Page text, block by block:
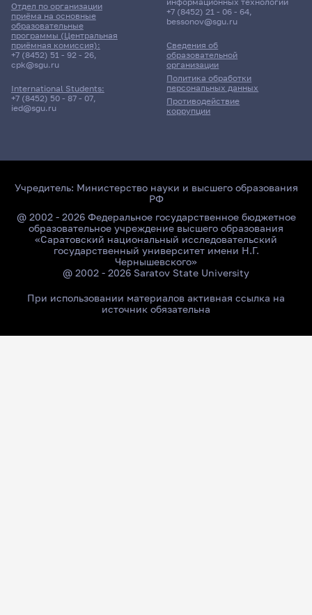
Отдел по организации
приёма на основные
образовательные
программы (Центральная
приёмная комиссия):
+7 (8452) 51 - 92 - 26,
cpk@sgu.ru
International Students:
+7 (8452) 50 - 87 - 07,
ied@sgu.ru
Сведения об
образовательной
организации
Политика обработки
персональных данных
Противодействие
коррупции
+7 (8452) 21 - 06 - 64,
bessonov@sgu.ru
Учредитель: Министерство науки и высшего образования
РФ
@ 2002 - 2026 Федеральное государственное бюджетное
образовательное учреждение высшего образования
«Саратовский национальный исследовательский
государственный университет имени Н.Г.
Чернышевского»
@ 2002 - 2026 Saratov State University
При использовании материалов активная ссылка на
источник обязательна